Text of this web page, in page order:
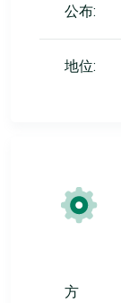
公布:
地位:
方